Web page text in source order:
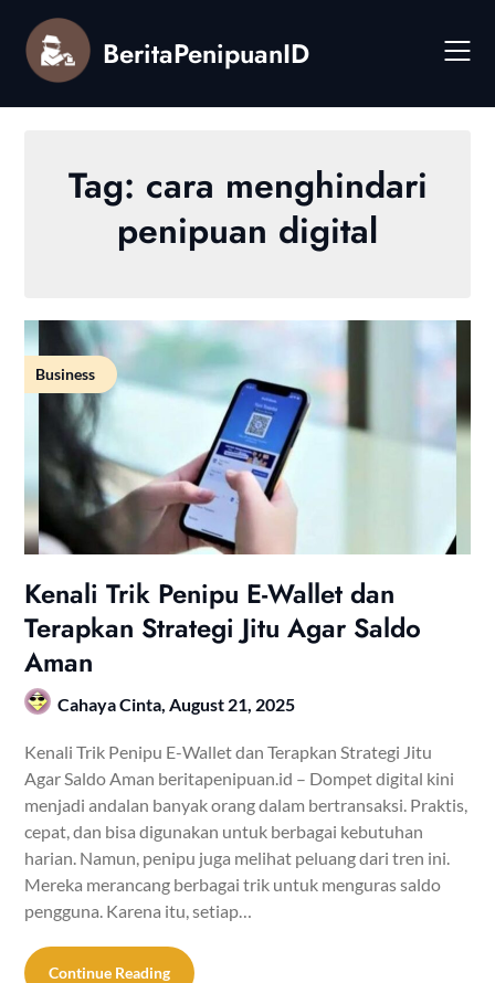
content
BeritaPenipuanID
Tag: cara menghindari
penipuan digital
Business
Kenali Trik Penipu E-Wallet dan
Terapkan Strategi Jitu Agar Saldo
Aman
Cahaya Cinta, August 21, 2025
Kenali Trik Penipu E-Wallet dan Terapkan Strategi Jitu
Agar Saldo Aman beritapenipuan.id – Dompet digital kini
menjadi andalan banyak orang dalam bertransaksi. Praktis,
cepat, dan bisa digunakan untuk berbagai kebutuhan
harian. Namun, penipu juga melihat peluang dari tren ini.
Mereka merancang berbagai trik untuk menguras saldo
pengguna. Karena itu, setiap…
Continue Reading